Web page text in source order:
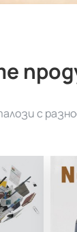
с